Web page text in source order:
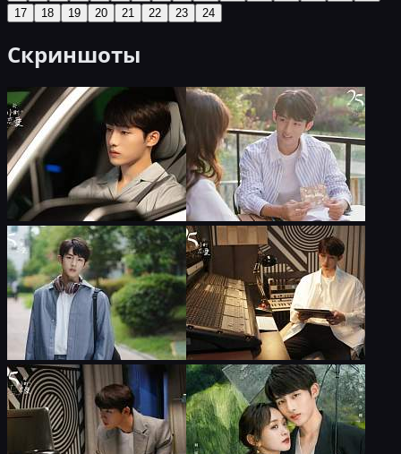
17
18 19 20 21 22 23 24
Скриншоты